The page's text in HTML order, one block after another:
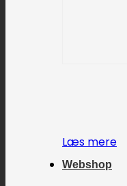
Læs mere
Webshop